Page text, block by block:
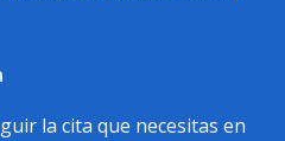
la cita que necesitas en